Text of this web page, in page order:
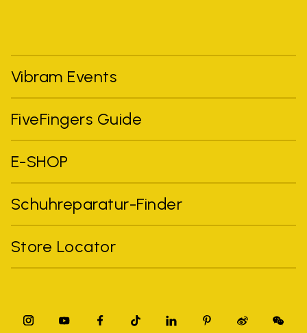
Vibram Events
FiveFingers Guide
E-SHOP
Schuhreparatur-Finder
Store Locator